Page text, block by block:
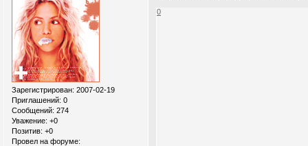
Зарегистрирован: 2007-02-19
Приглашений: 0
Сообщений: 274
Уважение: +0
Позитив: +0
Провел на форуме:
0